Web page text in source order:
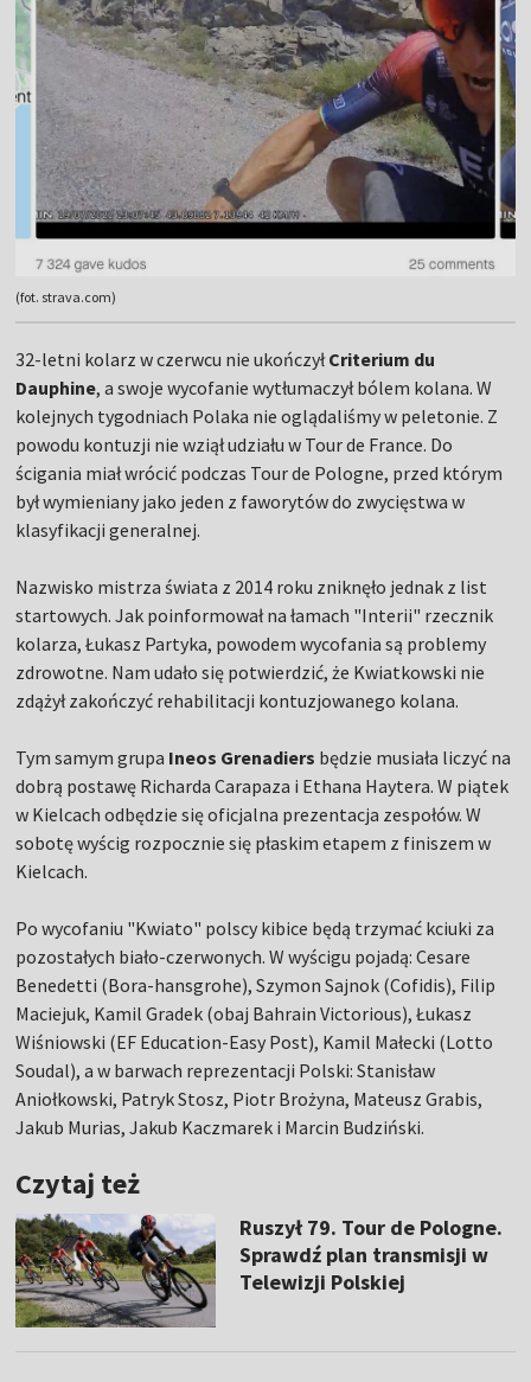
(fot. strava.com)
32-letni kolarz w czerwcu nie ukończyłCriterium du
Dauphine, a swoje wycofanie wytłumaczył bólem kolana. W
kolejnych tygodniach Polaka nie oglądaliśmy w peletonie. Z
powodu kontuzji nie wziął udziału w Tour de France. Do
ścigania miał wrócić podczas Tour de Pologne, przed którym
był wymieniany jako jeden z faworytów do zwycięstwa w
klasyfikacji generalnej.
Nazwisko mistrza świata z 2014 roku zniknęło jednak z list
startowych. Jak poinformował na łamach "Interii" rzecznik
kolarza, Łukasz Partyka, powodem wycofania są problemy
zdrowotne. Nam udało się potwierdzić, że Kwiatkowski nie
zdążył zakończyć rehabilitacji kontuzjowanego kolana.
Tym samym grupa Ineos Grenadiers będzie musiała liczyć na
dobrą postawę Richarda Carapaza i Ethana Haytera. W piątek
w Kielcach odbędzie się oficjalna prezentacja zespołów. W
sobotę wyścig rozpocznie się płaskim etapem z finiszem w
Kielcach.
Po wycofaniu "Kwiato" polscy kibice będą trzymać kciuki za
pozostałych biało-czerwonych. W wyścigu pojadą: Cesare
Benedetti (Bora-hansgrohe), Szymon Sajnok (Cofidis), Filip
Maciejuk, Kamil Gradek (obaj Bahrain Victorious), Łukasz
Wiśniowski (EF Education-Easy Post), Kamil Małecki (Lotto
Soudal), a w barwach reprezentacji Polski: Stanisław
Aniołkowski, Patryk Stosz, Piotr Brożyna, Mateusz Grabis,
Jakub Murias, Jakub Kaczmarek i Marcin Budziński.
Czytaj też
Ruszył 79. Tour de Pologne.
Sprawdź plan transmisji w
Telewizji Polskiej